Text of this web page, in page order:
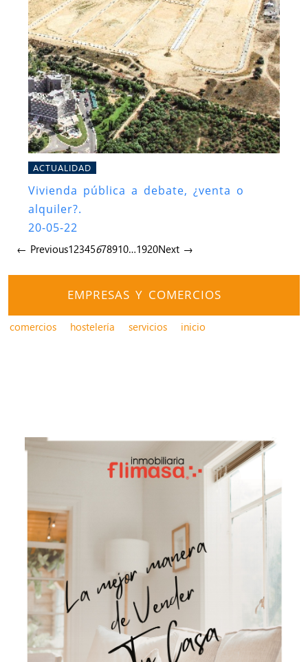
ACTUALIDAD
Vivienda pública a debate, ¿venta o
alquiler?.
20-05-22
← Previous12345678910…1920Next →
EMPRESAS Y COMERCIOS
comercios hostelería servicios inicio